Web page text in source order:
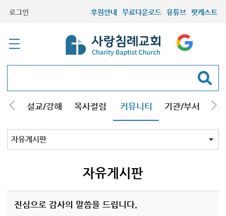
로그인 후원안내 무료다운로드 유튜브 팟캐스트
내 설교/강해 목사컬럼 커뮤니티 기관/부서 선
최근등록자료
자유게시판
자유게시판
진심으로 감사의 말씀을 드립니다.